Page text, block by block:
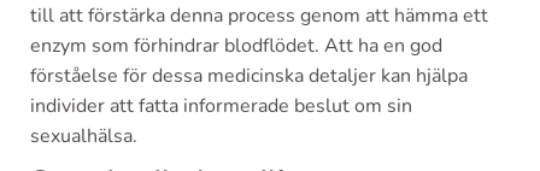
till att förstärka denna process genom att hämma ett
enzym som förhindrar blodflödet. Att ha en god
förståelse för dessa medicinska detaljer kan hjälpa
individer att fatta informerade beslut om sin
sexualhälsa.